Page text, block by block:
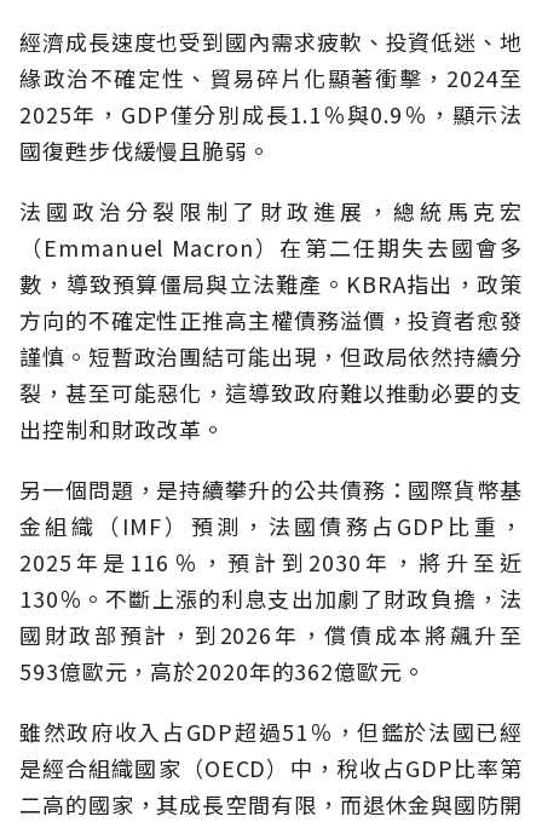
經濟成長速度也受到國內需求疲軟、投資低迷、地
緣政治不確定性、貿易碎片化顯著衝擊，2024至
2025年，GDP僅分別成長1.1％與0.9％，顯示法
國復甦步伐緩慢且脆弱。
法國政治分裂限制了財政進展，總統馬克宏
（Emmanuel Macron）在第二任期失去國會多
數，導致預算僵局與立法難產。KBRA指出，政策
方向的不確定性正推高主權債務溢價，投資者愈發
謹慎。短暫政治團結可能出現，但政局依然持續分
裂，甚至可能惡化，這導致政府難以推動必要的支
出控制和財政改革。
另一個問題，是持續攀升的公共債務：國際貨幣基
金組織（IMF）預測，法國債務占GDP比重，
2025年是116％，預計到2030年，將升至近
130％。不斷上漲的利息支出加劇了財政負擔，法
國財政部預計，到2026年，償債成本將飆升至
593億歐元，高於2020年的362億歐元。
雖然政府收入占GDP超過51％，但鑑於法國已經
是經合組織國家（OECD）中，稅收占GDP比率第
二高的國家，其成長空間有限，而退休金與國防開